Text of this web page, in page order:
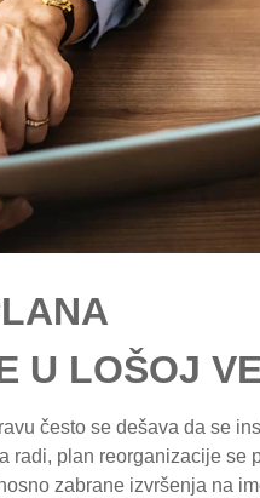
U LOŠOJ
često se dešava da se
radi, plan reorganizacije se
zabrane izvršenja na